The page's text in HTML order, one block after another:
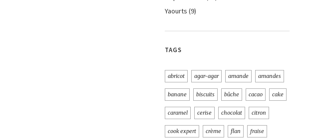
Yaourts (9)
TAGS
abricot agar-agar amande amandes
banane biscuits bûche cacao cake
caramel cerise chocolat citron
cook expert crème flan fraise